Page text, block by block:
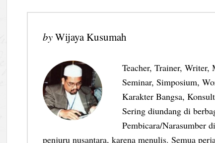
byWijaya Kusumah
Teacher, Trainer, Writer,
Seminar, Simposium,
Karakter Bangsa,
Sering diundang di
Pembicara/Narasumber
penjuru nusantara, karena menulis. Semua